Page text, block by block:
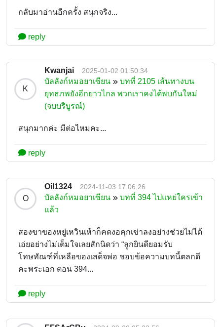
กลับมาอ่านอีกครั้ง สนุกจริง...
reply
K
Kwanjai 2025-01-02 01:50:34
บัลลังก์หมอยาเซียน
บทที่ 2105 เส้นทางบน
ยุทธภพยังอีกยาวไกล พวกเราคงได้พบกันใหม่
(จบบริบูรณ์)
สนุกมากค่ะ มีต่อไหมคะ...
reply
O
Oil1324 2024-11-03 17:06:26
บัลลังก์หมอยาเซียน
บทที่ 394 ไปแหย่ใครเข้า
แล้ว
สองขาของหยู่เหวินเห้าก็คดงอคุกเข่าลงอย่างช่วยไม่ได้
เอ่ยอย่างไม่เต็มใจเลยสักนิดว่า “ลูกยินดียอมรับ
โทษทัณฑ์ที่เหลือของเสด็จพ่อ ชอบข้อความบทนี้ตลกดี
คะพระเอก ตอน 394...
reply